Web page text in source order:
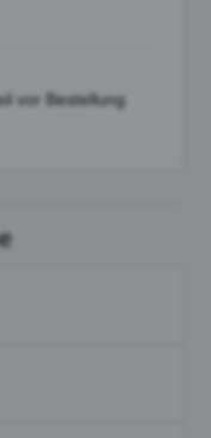
vor Bestellung